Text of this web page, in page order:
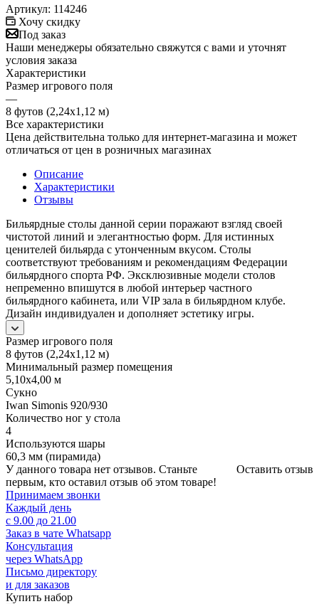
Артикул: 114246
Хочу скидку
Под заказ
Наши менеджеры обязательно свяжутся с вами и уточнят
условия заказа
Характеристики
Размер игрового поля
—
8 футов (2,24х1,12 м)
Все характеристики
Цена действительна только для интернет-магазина и может
отличаться от цен в розничных магазинах
Описание
Характеристики
Отзывы
Бильярдные столы данной серии поражают взгляд своей
чистотой линий и элегантностью форм. Для истинных
ценителей бильярда с утонченным вкусом. Столы
соответствуют требованиям и рекомендациям Федерации
бильярдного спорта РФ. Эксклюзивные модели столов
непременно впишутся в любой интерьер частного
бильярдного кабинета, или VIP зала в бильярдном клубе.
Дизайн индивидуален и дополняет эстетику игры.
Размер игрового поля
8 футов (2,24х1,12 м)
Минимальный размер помещения
5,10х4,00 м
Сукно
Iwan Simonis 920/930
Количество ног у стола
4
Используются шары
60,3 мм (пирамида)
Оставить отзыв
У данного товара нет отзывов. Станьте
первым, кто оставил отзыв об этом товаре!
Принимаем звонки
Каждый день
с 9.00 до 21.00
Заказ в чате Whatsapp
Консультация
через WhatsApp
Письмо директору
и для заказов
Купить набор